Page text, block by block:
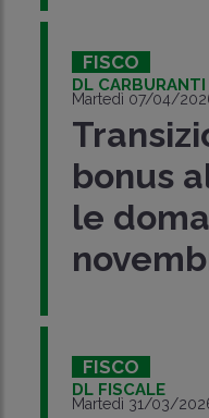
FISCO
DL CARBURANTI
Martedì 07/04/
bonus
le
FISCO
DL FISCALE
Martedì 31/03/